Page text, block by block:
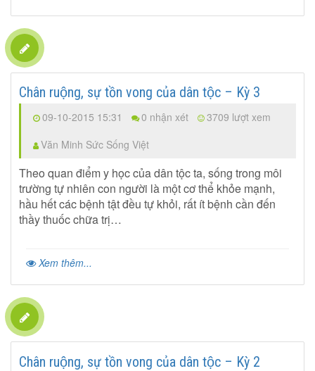
Chân ruộng, sự tồn vong của dân tộc – Kỳ 3
09-10-2015 15:31 0 nhận xét
3709 lượt xem
Văn Minh Sức Sống Việt
Theo quan điểm y học của dân tộc ta, sống trong môi
trường tự nhiên con người là một cơ thể khỏe mạnh,
hầu hết các bệnh tật đều tự khỏi, rất ít bệnh cần đến
thầy thuốc chữa trị…
Xem thêm...
Chân ruộng, sự tồn vong của dân tộc – Kỳ 2